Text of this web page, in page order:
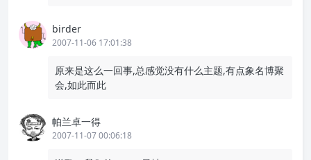
birder
2007-11-06 17:01:38
原来是这么一回事,总感觉没有什么主题,有点象名博聚
会,如此而此
帕兰卓一得
2007-11-07 00:06:18